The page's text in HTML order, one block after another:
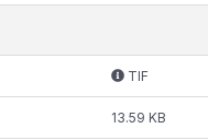
TIF
13.59 KB